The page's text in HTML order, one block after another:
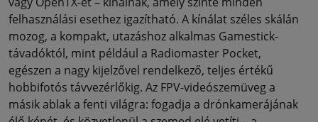
felhasználási esethez igazítható. A kínálat széles skálán
mozog, a kompakt, utazáshoz alkalmas Gamestick-
távadóktól, mint például a Radiomaster Pocket,
egészen a nagy kijelzővel rendelkező, teljes értékű
hobbifotós távvezérlőkig. Az FPV-videószemüveg a
másik ablak a fenti világra: fogadja a drónkamerájának